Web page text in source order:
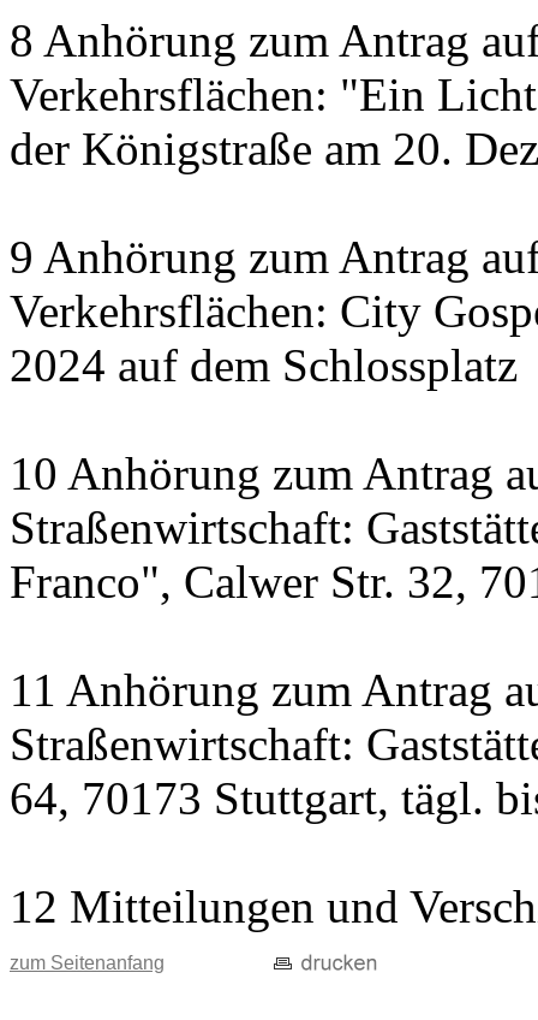
8 Anhörung zum Antrag
Verkehrsflächen: "Ein
der Königstraße am 20.
9 Anhörung zum Antrag
Verkehrsflächen: City
2024 auf dem Schlossplatz
10 Anhörung zum Antrag
Straßenwirtschaft:
Franco", Calwer Str. 32,
11 Anhörung zum Antrag
Straßenwirtschaft:
64, 70173 Stuttgart, tägl.
12 Mitteilungen und
zum Seitenanfang